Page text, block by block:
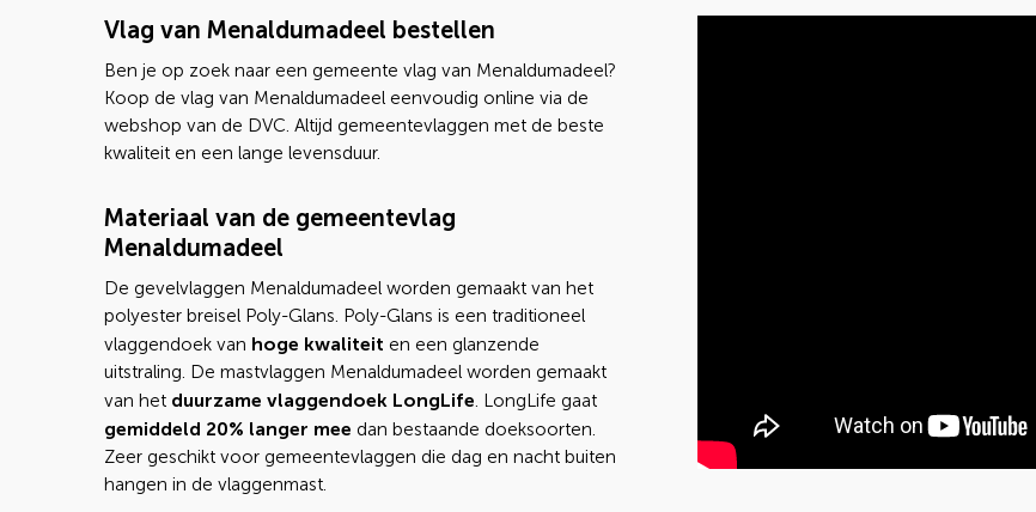
Vlag van Menaldumadeel bestellen
Ben je op zoek naar een gemeente vlag van Menaldumadeel?
Koop de vlag van Menaldumadeel eenvoudig online via de
webshop van de DVC. Altijd gemeentevlaggen met de beste
kwaliteit en een lange levensduur.
Materiaal van de gemeentevlag
Menaldumadeel
De gevelvlaggen Menaldumadeel worden gemaakt van het
polyester breisel Poly-Glans. Poly-Glans is een traditioneel
vlaggendoek van hoge kwaliteit en een glanzende
uitstraling. De mastvlaggen Menaldumadeel worden gemaakt
van het duurzame vlaggendoek LongLife. LongLife gaat
gemiddeld 20% langer mee dan bestaande doeksoorten.
Zeer geschikt voor gemeentevlaggen die dag en nacht buiten
hangen in de vlaggenmast.